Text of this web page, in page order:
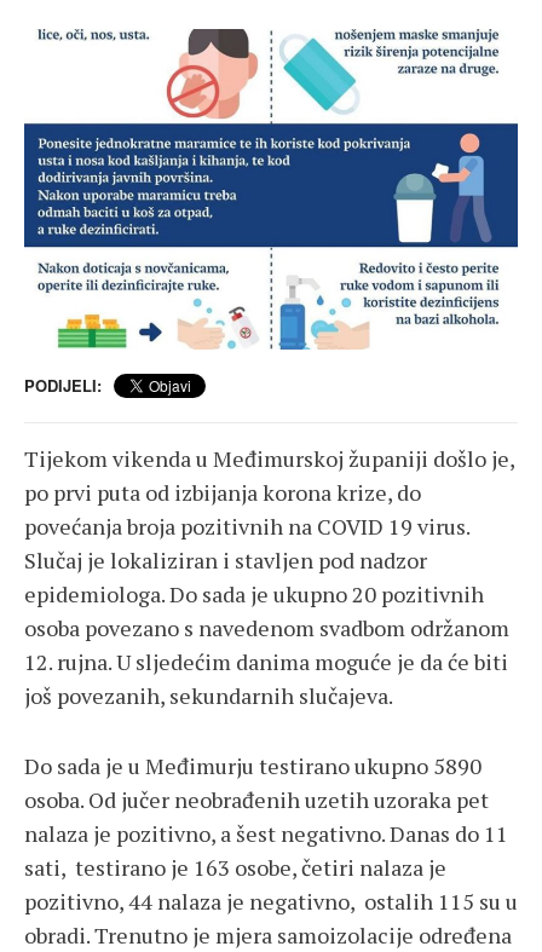
PODIJELI:
Tijekom vikenda u Međimurskoj županiji došlo je,
po prvi puta od izbijanja korona krize, do
povećanja broja pozitivnih na COVID 19 virus.
Slučaj je lokaliziran i stavljen pod nadzor
epidemiologa. Do sada je ukupno 20 pozitivnih
osoba povezano s navedenom svadbom održanom
12. rujna. U sljedećim danima moguće je da će biti
još povezanih, sekundarnih slučajeva.
Do sada je u Međimurju testirano ukupno 5890
osoba. Od jučer neobrađenih uzetih uzoraka pet
nalaza je pozitivno, a šest negativno. Danas do 11
sati, testirano je 163 osobe, četiri nalaza je
pozitivno, 44 nalaza je negativno, ostalih 115 su u
obradi. Trenutno je mjera samoizolacije određena